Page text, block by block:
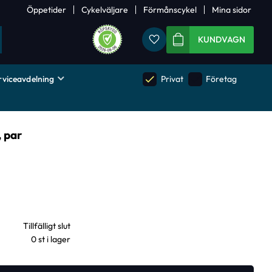
Öppetider Cykelväljare Förmånscykel Mina sidor
FavoriterKUNDVAGN
done Privat Företag
par
0 st i lager